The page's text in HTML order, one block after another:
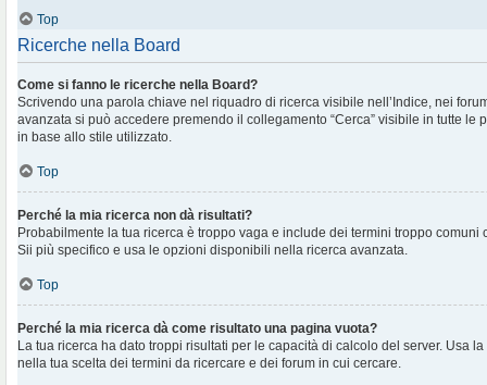
Top
Ricerche nella Board
Come si fanno le ricerche nella Board?
Scrivendo una parola chiave nel riquadro di ricerca visibile nell’Indice, nei
avanzata si può accedere premendo il collegamento “Cerca” visibile in tutte le
in base allo stile utilizzato.
Top
Perché la mia ricerca non dà risultati?
Probabilmente la tua ricerca è troppo vaga e include dei termini troppo
Sii più specifico e usa le opzioni disponibili nella ricerca avanzata.
Top
Perché la mia ricerca dà come risultato una pagina vuota?
La tua ricerca ha dato troppi risultati per le capacità di calcolo del server. Usa
nella tua scelta dei termini da ricercare e dei forum in cui cercare.